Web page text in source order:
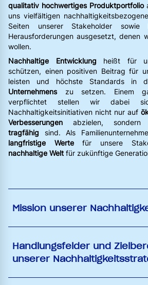
qualitativ hochwertiges Produktportfolio
uns vielfältigen
Seiten unserer Stakeholder sowie
Herausforderungen ausgesetzt, denen
wollen.
Nachhaltige Entwicklung heißt für
schützen, einen positiven Beitrag für
leisten und höchste Standards in
Unternehmenszu setzen. Einem
verpflichtet stellen wir dabei
Nachhaltigkeitsinitiativen nicht nur auf
Verbesserungen abzielen,
tragfähig sind. Als
langfristige Wertefür unsere
nachhaltige Welt für zukünftige
Mission unserer
Handlungsfelder und
unserer